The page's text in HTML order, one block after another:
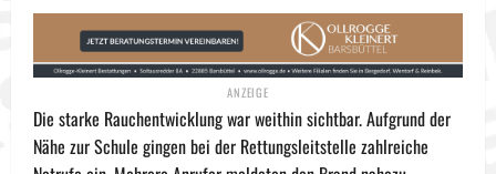
Die starke Rauchentwicklung war weithin sichtbar. Aufgrund der
Nähe zur Schule gingen bei der Rettungsleitstelle zahlreiche